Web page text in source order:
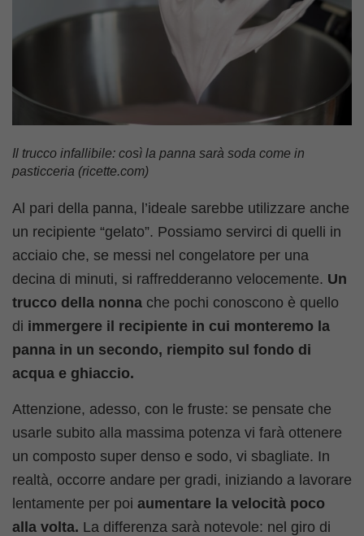
Il trucco infallibile: così la panna sarà soda come in
pasticceria (ricette.com)
Al pari della panna, l’ideale sarebbe utilizzare anche
un recipiente “gelato”. Possiamo servirci di quelli in
acciaio che, se messi nel congelatore per una
decina di minuti, si raffredderanno velocemente. Un
trucco della nonna che pochi conoscono è quello
di immergere il recipiente in cui monteremo la
panna in un secondo, riempito sul fondo di
acqua e ghiaccio.
Attenzione, adesso, con le fruste: se pensate che
usarle subito alla massima potenza vi farà ottenere
un composto super denso e sodo, vi sbagliate. In
realtà, occorre andare per gradi, iniziando a lavorare
lentamente per poi aumentare la velocità poco
alla volta. La differenza sarà notevole: nel giro di